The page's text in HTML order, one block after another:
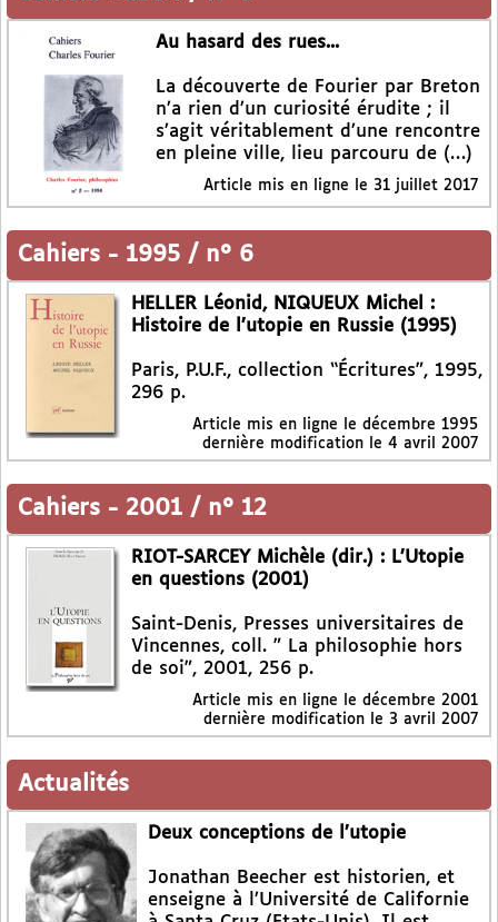
Au hasard des rues...
La découverte de Fourier par Breton
n’a rien d’un curiosité érudite ; il
s’agit véritablement d’une rencontre
en pleine ville, lieu parcouru de (…)
Article mis en ligne le 31 juillet 2017
Cahiers - 1995 / n° 6
HELLER Léonid, NIQUEUX Michel :
Histoire de l’utopie en Russie (1995)
Paris, P.U.F., collection “Écritures”, 1995,
296 p.
Article mis en ligne le décembre 1995
dernière modification le 4 avril 2007
Cahiers - 2001 / n° 12
RIOT-SARCEY Michèle (dir.) : L’Utopie
en questions (2001)
Saint-Denis, Presses universitaires de
Vincennes, coll. " La philosophie hors
de soi", 2001, 256 p.
Article mis en ligne le décembre 2001
dernière modification le 3 avril 2007
Actualités
Deux conceptions de l’utopie
Jonathan Beecher est historien, et
enseigne à l’Université de Californie